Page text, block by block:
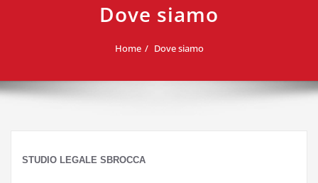
Dove siamo
Home Dove siamo
STUDIO LEGALE SBROCCA